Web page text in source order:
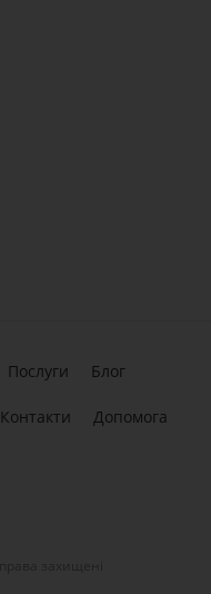
Послуги Блог
Контакти Допомога